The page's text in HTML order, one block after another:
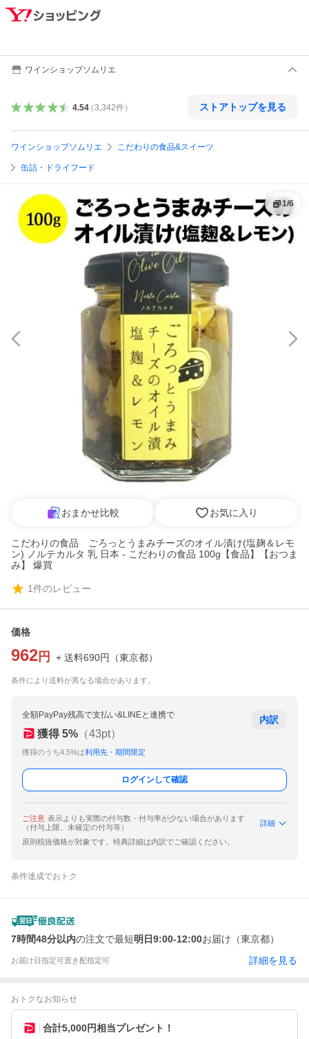
ワインショップソムリエ
4.54（3,342件） ストアトップを見る
ワインショップソムリエ こだわりの食品&スイーツ
缶詰・ドライフード
1/6
おまかせ比較 お気に入り
こだわりの食品 ごろっとうまみチーズのオイル漬け(塩麹＆レモ
ン) ノルテカルタ 乳 日本 - こだわりの食品 100g【食品】【おつま
み】 爆買
1件のレビュー
価格
962 円 + 送料690円 （東京都）
条件により送料が異なる場合があります。
全額PayPay残高で支払い&LINEと連携で
獲得 5% （43pt）
獲得のうち4.5%は利用先・期間限定
内訳
ログインして確認
ご注意 表示よりも実際の付与数・付与率が少ない場合があります
（付与上限、未確定の付与等）
詳細
原則税抜価格が対象です。特典詳細は内訳でご確認ください。
条件達成でおトク
7時間48分以内の注文で最短明日9:00-12:00お届け（東京都）
お届け日指定可置き配指定可 詳細を見る
おトクなお知らせ
合計5,000円相当プレゼント！